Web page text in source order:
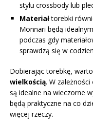
stylu crossbody lub
Materiałtorebki
Monnari będą
podczas gdy
sprawdzą się w
Dobierając torebkę,
wielkością. W
są idealne na wieczorne
będą praktyczne na co
więcej rzeczy.